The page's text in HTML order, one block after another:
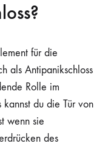
für die
als Antipanikschloss
Rolle im
kannst du die Tür von
wenn sie
des